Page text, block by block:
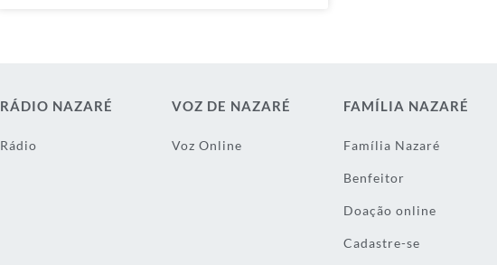
RÁDIO NAZARÉ
Rádio
VOZ DE NAZARÉ
Voz Online
FAMÍLIA NAZARÉ
Família Nazaré
Benfeitor
Doação online
Cadastre-se